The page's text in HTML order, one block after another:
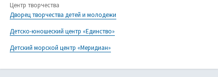
Центр творчества
Дворец творчества детей и молодежи
Детско-юношеский центр «Единство»
Детский морской центр «Меридиан»